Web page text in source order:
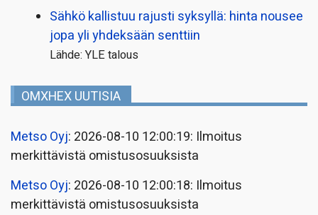
Sähkö kallistuu rajusti syksyllä: hinta nousee
jopa yli yhdeksään senttiin
Lähde: YLE talous
OMXHEX UUTISIA
Metso Oyj: 2026-08-10 12:00:19: Ilmoitus
merkittävistä omistusosuuksista
Metso Oyj: 2026-08-10 12:00:18: Ilmoitus
merkittävistä omistusosuuksista